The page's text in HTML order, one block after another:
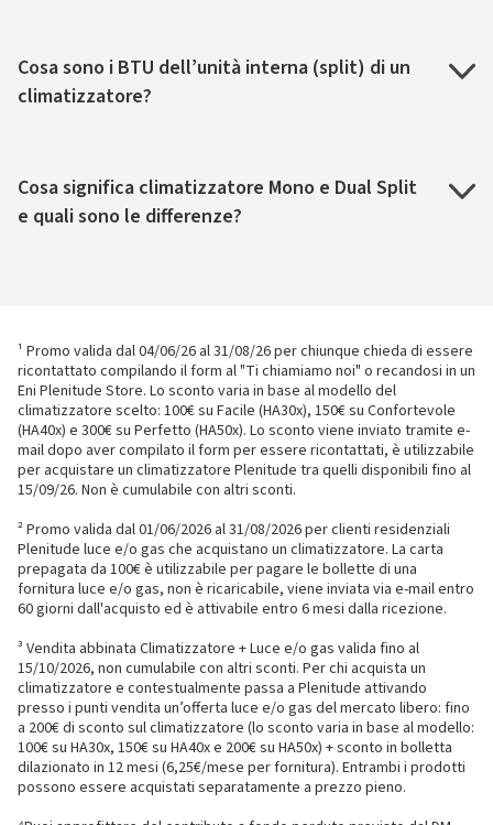
Cosa sono i BTU dell’unità interna (split) di un
climatizzatore?
Cosa significa climatizzatore Mono e Dual Split
e quali sono le differenze?
¹ Promo valida dal 04/06/26 al 31/08/26 per chiunque chieda di essere
ricontattato compilando il form al "Ti chiamiamo noi" o recandosi in un
Eni Plenitude Store. Lo sconto varia in base al modello del
climatizzatore scelto: 100€ su Facile (HA30x), 150€ su Confortevole
(HA40x) e 300€ su Perfetto (HA50x). Lo sconto viene inviato tramite e-
mail dopo aver compilato il form per essere ricontattati, è utilizzabile
per acquistare un climatizzatore Plenitude tra quelli disponibili fino al
15/09/26. Non è cumulabile con altri sconti.
² Promo valida dal 01/06/2026 al 31/08/2026 per clienti residenziali
Plenitude luce e/o gas che acquistano un climatizzatore. La carta
prepagata da 100€ è utilizzabile per pagare le bollette di una
fornitura luce e/o gas, non è ricaricabile, viene inviata via e-mail entro
60 giorni dall'acquisto ed è attivabile entro 6 mesi dalla ricezione.
³ Vendita abbinata Climatizzatore + Luce e/o gas valida fino al
15/10/2026, non cumulabile con altri sconti. Per chi acquista un
climatizzatore e contestualmente passa a Plenitude attivando
presso i punti vendita un’offerta luce e/o gas del mercato libero: fino
a 200€ di sconto sul climatizzatore (lo sconto varia in base al modello:
100€ su HA30x, 150€ su HA40x e 200€ su HA50x) + sconto in bolletta
dilazionato in 12 mesi (6,25€/mese per fornitura). Entrambi i prodotti
possono essere acquistati separatamente a prezzo pieno.